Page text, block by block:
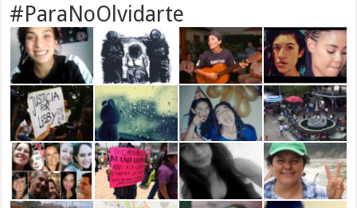
#ParaNoOlvidarte